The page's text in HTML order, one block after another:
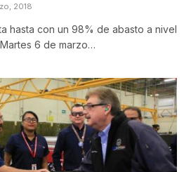
2018
hasta con un 98% de abasto a nivel
Martes 6 de marzo…